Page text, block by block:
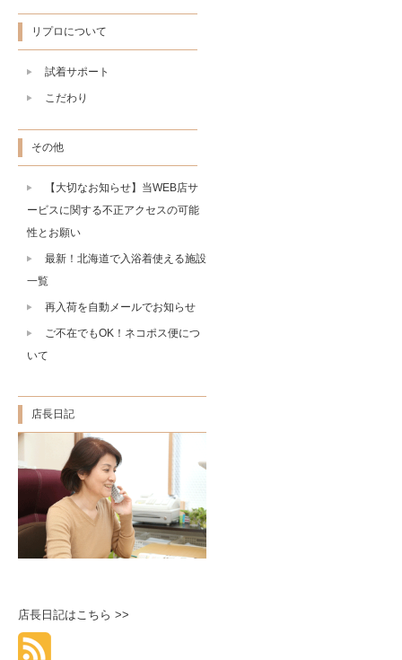
リプロについて
試着サポート
こだわり
その他
【大切なお知らせ】当WEB店サ
ービスに関する不正アクセスの可能
性とお願い
最新！北海道で入浴着使える施設
一覧
再入荷を自動メールでお知らせ
ご不在でもOK！ネコポス便につ
いて
店長日記
店長日記はこちら >>